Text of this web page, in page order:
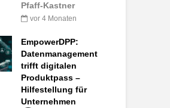
Pfaff-Kastner
vor 4 Monaten
EmpowerDPP:
Datenmanagement
trifft digitalen
Produktpass –
Hilfestellung für
Unternehmen